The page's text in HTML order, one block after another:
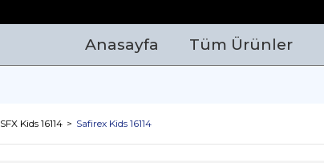
Anasayfa Tüm Ürünler
SFX Kids 16114 Safirex Kids 16114